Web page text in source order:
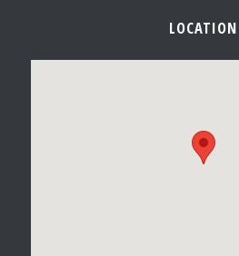
LOCATION